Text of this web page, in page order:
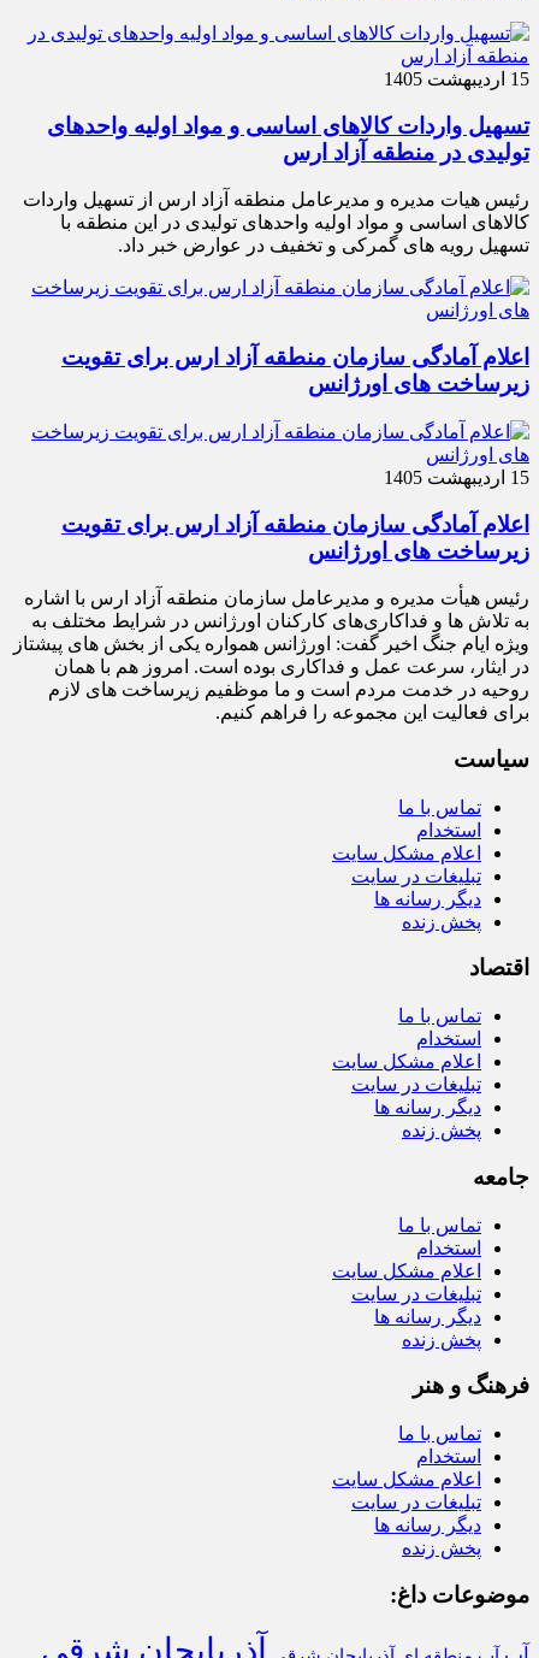
15 اردیبهشت 1405
تسهیل واردات کالاهای اساسی و مواد اولیه واحدهای
تولیدی در منطقه آزاد ارس
رئیس هیات مدیره و مدیرعامل منطقه آزاد ارس از تسهیل واردات
کالاهای اساسی و مواد اولیه واحدهای تولیدی در این منطقه با
تسهیل رویه های گمرکی و تخفیف در عوارض خبر داد.
اعلام آمادگی سازمان منطقه آزاد ارس برای تقویت
زیرساخت‌ های اورژانس
15 اردیبهشت 1405
اعلام آمادگی سازمان منطقه آزاد ارس برای تقویت
زیرساخت‌ های اورژانس
رئیس هیأت‌ مدیره و مدیرعامل سازمان منطقه آزاد ارس با اشاره
به تلاش‌ ها و فداکاری‌های کارکنان اورژانس در شرایط مختلف به‌
ویژه ایام جنگ اخیر گفت: اورژانس همواره یکی از بخش‌ های پیشتاز
در ایثار، سرعت‌ عمل و فداکاری بوده است. امروز هم با همان
روحیه در خدمت مردم است و ما موظفیم زیرساخت‌ های لازم
برای فعالیت این مجموعه را فراهم کنیم.
سیاست
تماس با ما
استخدام
اعلام مشکل سایت
تبلیغات در سایت
دیگر رسانه ها
پخش زنده
اقتصاد
تماس با ما
استخدام
اعلام مشکل سایت
تبلیغات در سایت
دیگر رسانه ها
پخش زنده
جامعه
تماس با ما
استخدام
اعلام مشکل سایت
تبلیغات در سایت
دیگر رسانه ها
پخش زنده
فرهنگ و هنر
تماس با ما
استخدام
اعلام مشکل سایت
تبلیغات در سایت
دیگر رسانه ها
پخش زنده
موضوعات داغ: